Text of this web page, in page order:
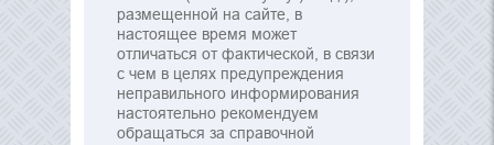
размещенной на сайте, в
настоящее время может
отличаться от фактической, в связи
с чем в целях предупреждения
неправильного информирования
настоятельно рекомендуем
обращаться за справочной